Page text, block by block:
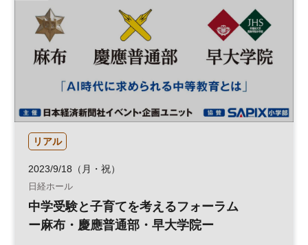
リアル
2023/9/18（月・祝）
日経ホール
中学受験と子育てを考えるフォーラム
ー麻布・慶應普通部・早大学院ー